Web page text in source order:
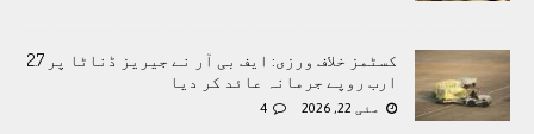
کسٹمز خلاف ورزی: ایف بی آر نے جیریز ڈناٹا پر 2.7
ارب روپے جرمانہ عائد کر دیا
مئی 22, 2026 4